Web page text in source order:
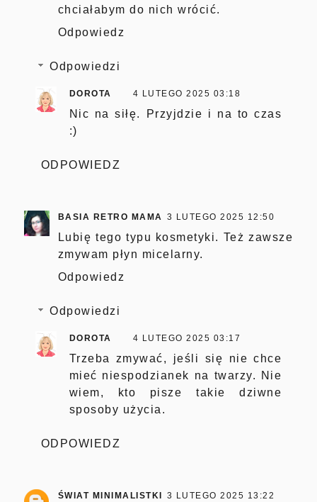
chciałabym do nich wrócić.
Odpowiedz
Odpowiedzi
DOROTA 4 LUTEGO 2025 03:18
Nic na siłę. Przyjdzie i na to czas
:)
ODPOWIEDZ
BASIA RETRO MAMA 3 LUTEGO 2025 12:50
Lubię tego typu kosmetyki. Też zawsze
zmywam płyn micelarny.
Odpowiedz
Odpowiedzi
DOROTA 4 LUTEGO 2025 03:17
Trzeba zmywać, jeśli się nie chce
mieć niespodzianek na twarzy. Nie
wiem, kto pisze takie dziwne
sposoby użycia.
ODPOWIEDZ
ŚWIAT MINIMALISTKI 3 LUTEGO 2025 13:22